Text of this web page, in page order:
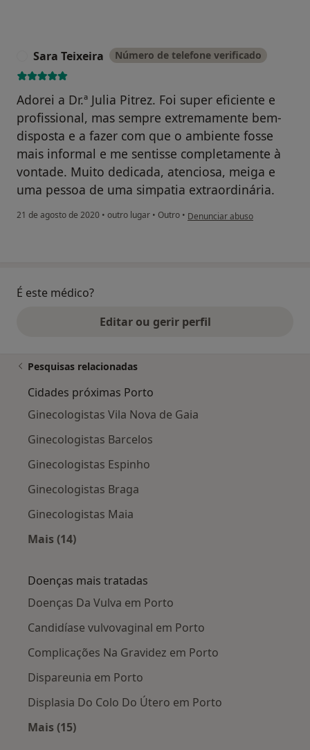
Sara Teixeira Número de telefone verificado
Adorei a Dr.ª Julia Pitrez. Foi super eficiente e
profissional, mas sempre extremamente bem-
disposta e a fazer com que o ambiente fosse
mais informal e me sentisse completamente à
vontade. Muito dedicada, atenciosa, meiga e
uma pessoa de uma simpatia extraordinária.
21 de agosto de 2020 • outro lugar • Outro • na opinião do utilizador Sara
Denunciar abuso
É este médico?
Editar ou gerir perfil
Pesquisas relacionadas
Cidades próximas Porto
Ginecologistas Vila Nova de Gaia
Ginecologistas Barcelos
Ginecologistas Espinho
Ginecologistas Braga
Ginecologistas Maia
Mais (14)
Doenças mais tratadas
Doenças Da Vulva em Porto
Candidíase vulvovaginal em Porto
Complicações Na Gravidez em Porto
Dispareunia em Porto
Displasia Do Colo Do Útero em Porto
Mais (15)